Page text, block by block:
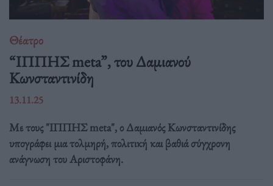
Θέατρο
“ΙΠΠΗΣ meta”, του Δαμιανού
Κωνσταντινίδη
13.11.25
Με τους "ΙΠΠΗΣ meta", ο Δαμιανός Κωνσταντινίδης
υπογράφει μια τολμηρή, πολιτική και βαθιά σύγχρονη
ανάγνωση του Αριστοφάνη.